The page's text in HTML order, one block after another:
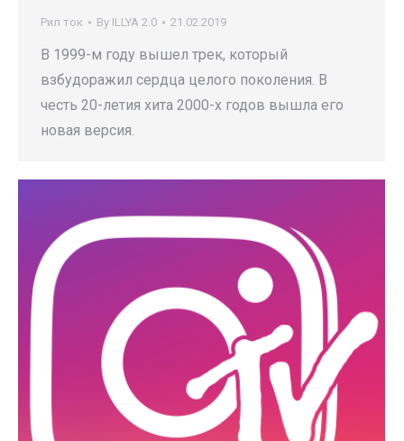
Рил ток By ILLYA 2.0 21.02.2019
В 1999-м году вышел трек, который
взбудоражил сердца целого поколения. В
честь 20-летия хита 2000-х годов вышла его
новая версия.